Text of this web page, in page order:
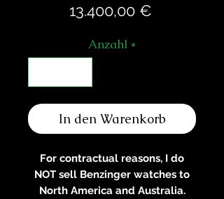
13.400,00 €Preis
Anzahl *
In den Warenkorb
For contractual reasons, I do
NOT sell Benzinger watches to
North America and Australia.